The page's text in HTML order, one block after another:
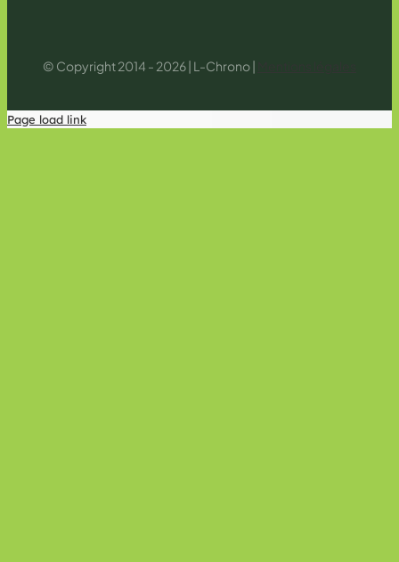
© Copyright 2014 - 2026 | L-Chrono |
Page load link